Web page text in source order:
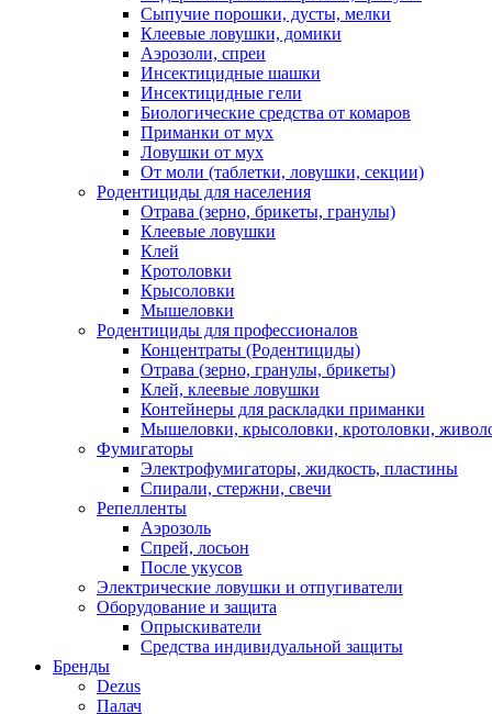
Сыпучие порошки, дусты, мелки
Клеевые ловушки, домики
Аэрозоли, спреи
Инсектицидные шашки
Инсектицидные гели
Биологические средства от комаров
Приманки от мух
Ловушки от мух
От моли (таблетки, ловушки, секции)
Родентициды для населения
Отрава (зерно, брикеты, гранулы)
Клеевые ловушки
Клей
Кротоловки
Крысоловки
Мышеловки
Родентициды для профессионалов
Концентраты (Родентициды)
Отрава (зерно, гранулы, брикеты)
Клей, клеевые ловушки
Контейнеры для раскладки приманки
Мышеловки, крысоловки, кротоловки,
Фумигаторы
Электрофумигаторы, жидкость, пластины
Спирали, стержни, свечи
Репелленты
Аэрозоль
Спрей, лосьон
После укусов
Электрические ловушки и отпугиватели
Оборудование и защита
Опрыскиватели
Средства индивидуальной защиты
Бренды
Dezus
Палач